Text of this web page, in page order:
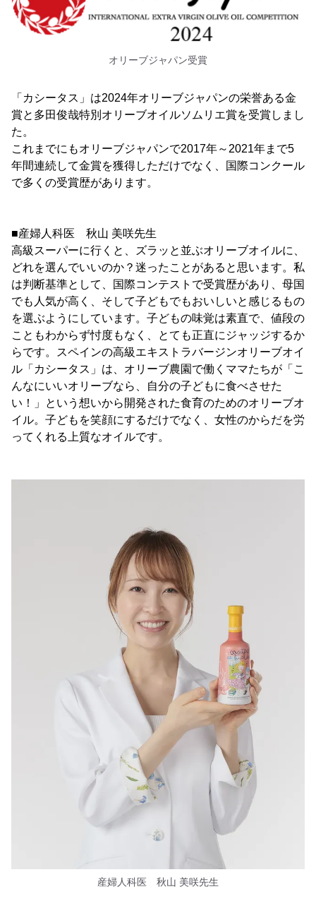
オリーブジャパン受賞
「カシータス」は2024年オリーブジャパンの栄誉ある金
賞と多田俊哉特別オリーブオイルソムリエ賞を受賞しまし
た。
これまでにもオリーブジャパンで2017年～2021年まで5
年間連続して金賞を獲得しただけでなく、国際コンクール
で多くの受賞歴があります。
■産婦人科医 秋山 美咲先生
高級スーパーに行くと、ズラッと並ぶオリーブオイルに、
どれを選んでいいのか？迷ったことがあると思います。私
は判断基準として、国際コンテストで受賞歴があり、母国
でも人気が高く、そして子どもでもおいしいと感じるもの
を選ぶようにしています。子どもの味覚は素直で、値段の
こともわからず忖度もなく、とても正直にジャッジするか
らです。スペインの高級エキストラバージンオリーブオイ
ル「カシータス」は、オリーブ農園で働くママたちが「こ
んなにいいオリーブなら、自分の子どもに食べさせた
い！」という想いから開発された食育のためのオリーブオ
イル。子どもを笑顔にするだけでなく、女性のからだを労
ってくれる上質なオイルです。
産婦人科医 秋山 美咲先生